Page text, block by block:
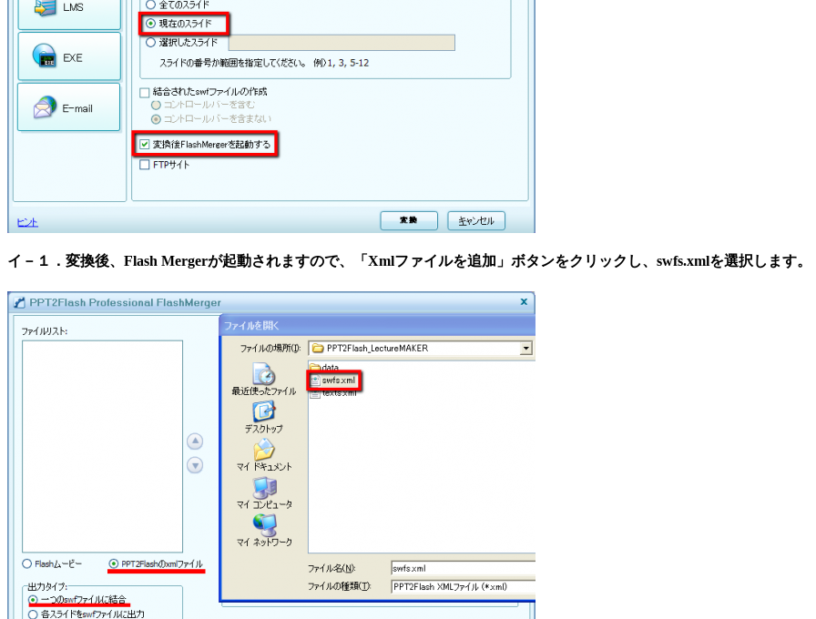
イ－１．変換後、Flash Mergerが起動されますので、「Xmlファイルを追加」ボタンをクリックし、swfs.xmlを選択します。